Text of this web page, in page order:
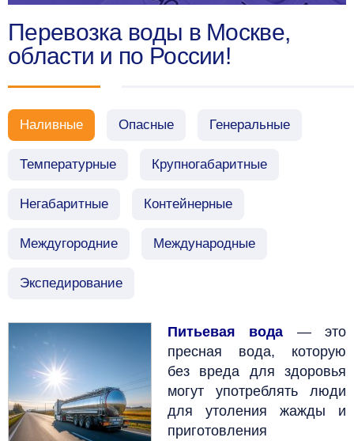
Перевозка воды в Москве,
области и по России!
Наливные Опасные Генеральные
Температурные Крупногабаритные
Негабаритные Контейнерные
Междугородние Международные
Экспедирование
Питьевая вода —это
пресная вода, которую
без вреда для здоровья
могут употреблять люди
для утоления жажды и
приготовления